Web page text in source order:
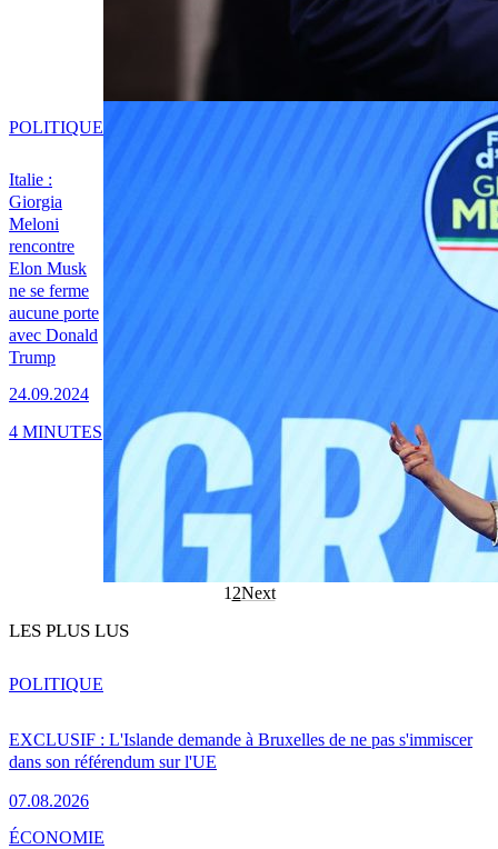
Italie :
Giorgia
Meloni
rencontre
Elon Musk
ne se ferme
aucune porte
avec Donald
Trump
24.09.2024
POLITIQUE
4 MINUTES
1 2Next
LES PLUS LUS
EXCLUSIF : L'Islande demande à Bruxelles de ne pas s'immiscer
dans son référendum sur l'UE
07.08.2026
POLITIQUE
ÉCONOMIE